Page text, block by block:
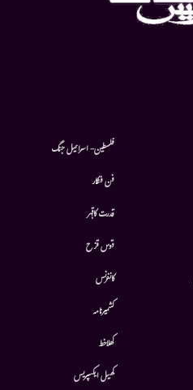
فلسطین- اسرائیل جنگ
فن فنکار
قدرت کاقہر
قوس قزح
کانفرنس
کشمیرنامہ
کھلاخط
کھیل ایکسپریس